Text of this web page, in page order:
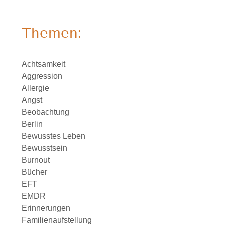
Themen:
Achtsamkeit
Aggression
Allergie
Angst
Beobachtung
Berlin
Bewusstes Leben
Bewusstsein
Burnout
Bücher
EFT
EMDR
Erinnerungen
Familienaufstellung